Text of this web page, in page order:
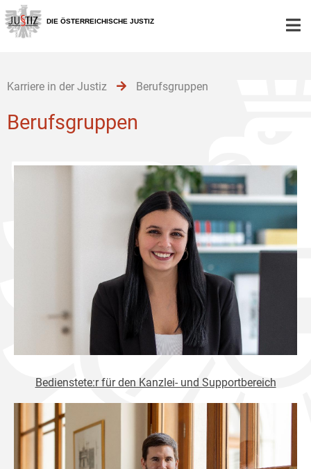
Zur
Hauptnavigation
[1]
Zum
Inhalt
[2]
Zum
Untermenü
[3]
DIE ÖSTERREICHISCHE JUSTIZ
Karriere in der Justiz Berufsgruppen
Berufsgruppen
Bedienstete:r für den Kanzlei- und Supportbereich